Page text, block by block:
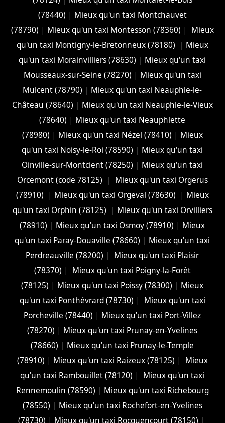
(78440) | Mieux qu'un taxi Montchauvet
(78790) | Mieux qu'un taxi Montesson (78360) |
Mieux
qu'un taxi Montigny-le-Bretonneux (78180)
| Mieux
qu'un taxi Morainvilliers (78630) | Mieux qu'un taxi
Mousseaux-sur-Seine (78270) | Mieux qu'un taxi
Mulcent (78790) | Mieux qu'un taxi Neauphle-le-
Château (78640) | Mieux qu'un taxi Neauphle-le-Vieux
(78640) | Mieux qu'un taxi Neauphlette
(78980) | Mieux qu'un taxi Nézel (78410) | Mieux
qu'un taxi Noisy-le-Roi (78590) | Mieux qu'un taxi
Oinville-sur-Montcient (78250) | Mieux qu'un taxi
Orcemont (code 78125)
|
Mieux qu'un taxi Orgerus
(78910)
| Mieux qu'un taxi Orgeval (78630) | Mieux
qu'un taxi Orphin (78125)
| Mieux qu'un taxi Orvilliers
(78910) | Mieux qu'un taxi Osmoy (78910) | Mieux
qu'un taxi Paray-Douaville (78660) | Mieux qu'un taxi
Perdreauville (78200) |
Mieux qu'un taxi Plaisir
(78370) |
Mieux qu'un taxi Poigny-la-Forêt
(78125) | Mieux qu'un taxi Poissy (78300) | Mieux
qu'un taxi Ponthévrard (78730) |
Mieux qu'un taxi
Porcheville (78440) | Mieux qu'un taxi Port-Villez
(78270) | Mieux qu'un taxi Prunay-en-Yvelines
(78660) | Mieux qu'un taxi Prunay-le-Temple
(78910) | Mieux qu'un taxi Raizeux (78125) |
Mieux
qu'un taxi Rambouillet (78120) |
Mieux qu'un taxi
Rennemoulin (78590) | Mieux qu'un taxi Richebourg
(78550) | Mieux qu'un taxi Rochefort-en-Yvelines
(78730) | Mieux qu'un taxi Rocquencourt (78150) |